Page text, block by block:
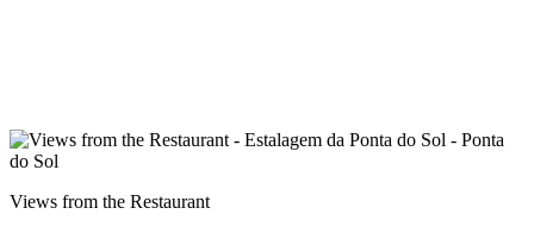
Views from the Restaurant